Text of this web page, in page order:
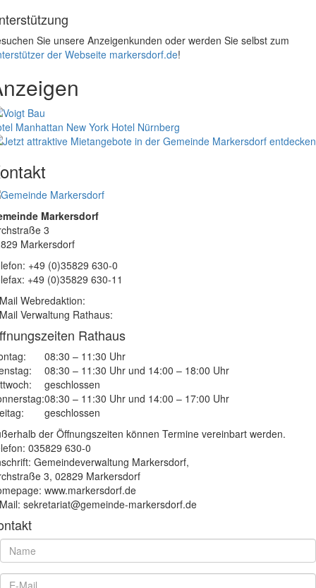
Sie unsere Anzeigenkunden oder werden Sie selbst zum
der Webseite markersdorf.de!
Manhattan New York Hotel Nürnberg
Markersdorf
3
Markersdorf
+49 (0)35829 630-0
+49 (0)35829 630-11
Webredaktion:
Verwaltung Rathaus:
Rathaus
08:30 – 11:30 Uhr
08:30 – 11:30 Uhr und 14:00 – 18:00 Uhr
geschlossen
08:30 – 11:30 Uhr und 14:00 – 17:00 Uhr
geschlossen
der Öffnungszeiten können Termine vereinbart werden.
035829 630-0
Gemeindeverwaltung Markersdorf,
3, 02829 Markersdorf
www.markersdorf.de
sekretariat@gemeinde-markersdorf.de